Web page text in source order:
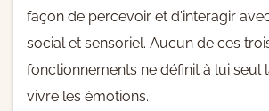
façon de percevoir et d'interagir
social et sensoriel. Aucun de ces
fonctionnements ne définit à lui seul
vivre les émotions.